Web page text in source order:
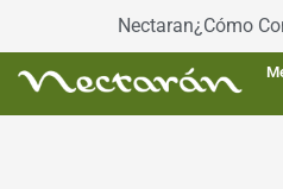
Nectaran¿Cómo